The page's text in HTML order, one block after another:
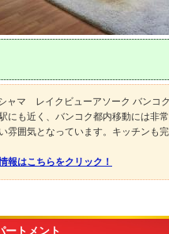
ャマ レイクビューアソーク バンコ
にも近く、バンコク都内移動には非
雰囲気となっています。キッチンも
報はこちらをクリック！
ートメント